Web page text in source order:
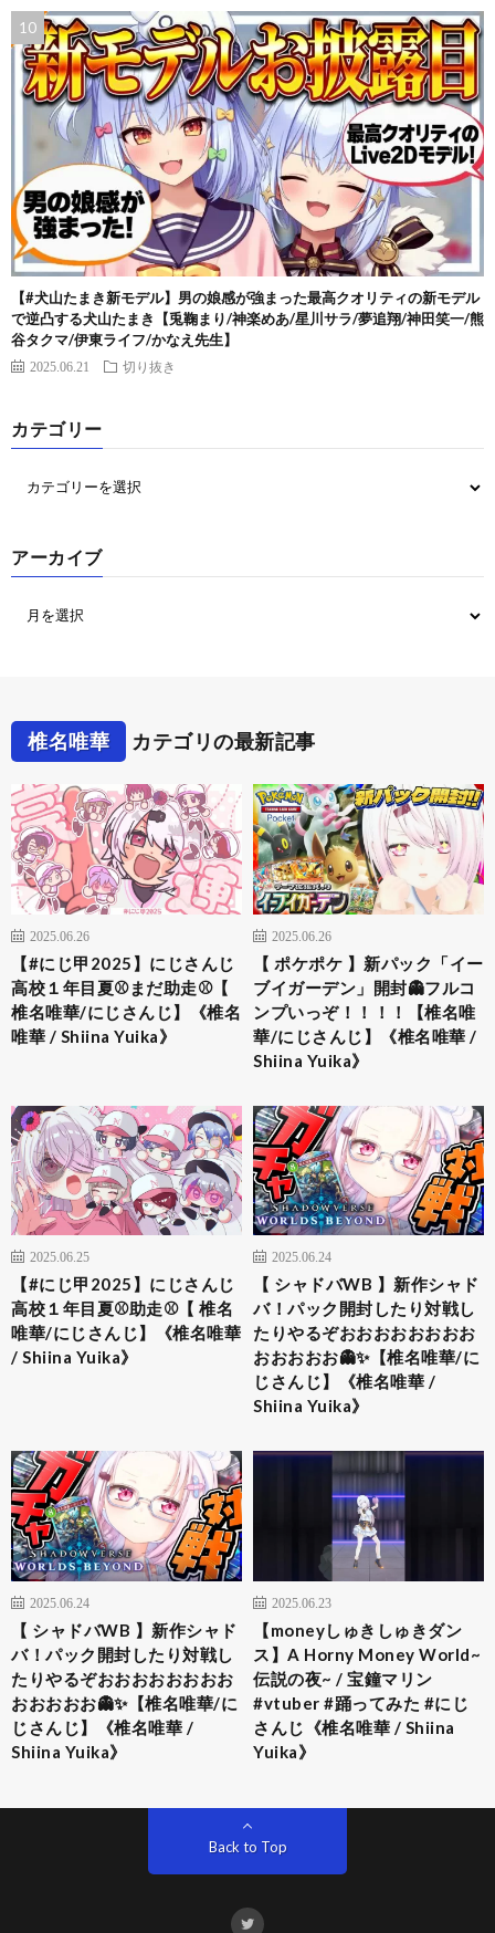
【#犬山たまき新モデル】男の娘感が強まった最高クオリティの新モデル
で逆凸する犬山たまき【兎鞠まり/神楽めあ/星川サラ/夢追翔/神田笑一/熊
谷タクマ/伊東ライフ/かなえ先生】
2025.06.21 切り抜き
カテゴリー
アーカイブ
椎名唯華 カテゴリの最新記事
2025.06.26
【#にじ甲2025】にじさんじ
高校１年目夏⚾まだ助走⚾【
椎名唯華/にじさんじ】《椎名
唯華 / Shiina Yuika》
2025.06.26
【 ポケポケ 】新パック「イー
ブイガーデン」開封👻フルコ
ンプいっぞ！！！！【椎名唯
華/にじさんじ】《椎名唯華 /
Shiina Yuika》
2025.06.25
【#にじ甲2025】にじさんじ
高校１年目夏⚾助走⚾【 椎名
唯華/にじさんじ】《椎名唯華
/ Shiina Yuika》
2025.06.24
【 シャドバWB 】新作シャド
バ！パック開封したり対戦し
たりやるぞおおおおおおおお
おおおおお👻✨【椎名唯華/に
じさんじ】《椎名唯華 /
Shiina Yuika》
2025.06.24
【 シャドバWB 】新作シャド
バ！パック開封したり対戦し
たりやるぞおおおおおおおお
おおおおお👻✨【椎名唯華/に
じさんじ】《椎名唯華 /
Shiina Yuika》
2025.06.23
【moneyしゅきしゅきダン
ス】A Horny Money World~
伝説の夜~ / 宝鐘マリン
#vtuber #踊ってみた #にじ
さんじ《椎名唯華 / Shiina
Yuika》
Back to Top